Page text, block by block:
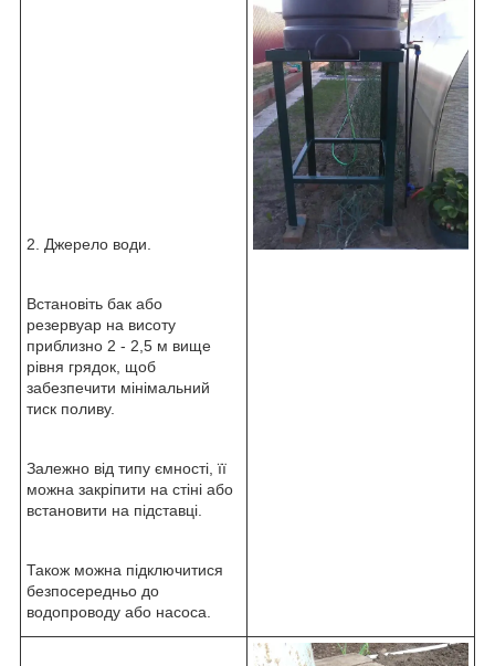
2. Джерело води.
Встановіть бак або
резервуар на висоту
приблизно 2 - 2,5 м вище
рівня грядок, щоб
забезпечити мінімальний
тиск поливу.
Залежно від типу ємності, її
можна закріпити на стіні або
встановити на підставці.
Також можна підключитися
безпосередньо до
водопроводу або насоса.